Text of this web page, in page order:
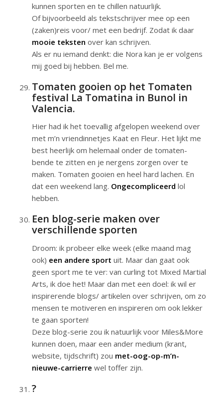
kunnen sporten en te chillen natuurlijk.
Of bijvoorbeeld als tekstschrijver mee op een
(zaken)reis voor/ met een bedrijf. Zodat ik daar
mooie teksten over kan schrijven.
Als er nu iemand denkt: die Nora kan je er volgens
mij goed bij hebben. Bel me.
Tomaten gooien op het Tomaten
festival La Tomatina in Bunol in
Valencia.
Hier had ik het toevallig afgelopen weekend over
met m’n vriendinnetjes Kaat en Fleur. Het lijkt me
best heerlijk om helemaal onder de tomaten-
bende te zitten en je nergens zorgen over te
maken. Tomaten gooien en heel hard lachen. En
dat een weekend lang. Ongecompliceerd lol
hebben.
Een blog-serie maken over
verschillende sporten
Droom: ik probeer elke week (elke maand mag
ook) een andere sport uit. Maar dan gaat ook
geen sport me te ver: van curling tot Mixed Martial
Arts, ik doe het! Maar dan met een doel: ik wil er
inspirerende blogs/ artikelen over schrijven, om zo
mensen te motiveren en inspireren om ook lekker
te gaan sporten!
Deze blog-serie zou ik natuurlijk voor Miles&More
kunnen doen, maar een ander medium (krant,
website, tijdschrift) zou met-oog-op-m’n-
nieuwe-carrierre wel toffer zijn.
?